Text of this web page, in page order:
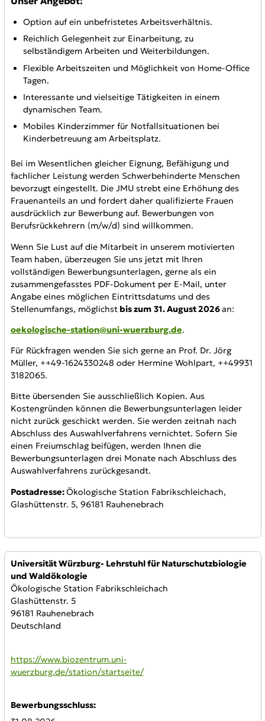
Option auf ein unbefristetes Arbeitsverhältnis.
Reichlich Gelegenheit zur Einarbeitung, zu
selbständigem Arbeiten und Weiterbildungen.
Flexible Arbeitszeiten und Möglichkeit von Home-Office
Tagen.
Interessante und vielseitige Tätigkeiten in einem
dynamischen Team.
Mobiles Kinderzimmer für Notfallsituationen bei
Kinderbetreuung am Arbeitsplatz.
Bei im Wesentlichen gleicher Eignung, Befähigung und
fachlicher Leistung werden Schwerbehinderte Menschen
bevorzugt eingestellt. Die JMU strebt eine Erhöhung des
Frauenanteils an und fordert daher qualifizierte Frauen
ausdrücklich zur Bewerbung auf. Bewerbungen von
Berufsrückkehrern (m/w/d) sind willkommen.
Wenn Sie Lust auf die Mitarbeit in unserem motivierten
Team haben, überzeugen Sie uns jetzt mit Ihren
vollständigen Bewerbungsunterlagen, gerne als ein
zusammengefasstes PDF-Dokument per E-Mail, unter
Angabe eines möglichen Eintrittsdatums und des
Stellenumfangs, möglichstbis zum 31. August 2026an:
oekologische-station@uni-wuerzburg.de.
Für Rückfragen wenden Sie sich gerne an Prof. Dr. Jörg
Müller, ++49-1624330248 oder Hermine Wohlpart, ++49931
3182065.
Bitte übersenden Sie ausschließlich Kopien. Aus
Kostengründen können die Bewerbungsunterlagen leider
nicht zurück geschickt werden. Sie werden zeitnah nach
Abschluss des Auswahlverfahrens vernichtet. Sofern Sie
einen Freiumschlag beifügen, werden Ihnen die
Bewerbungsunterlagen drei Monate nach Abschluss des
Auswahlverfahrens zurückgesandt.
Postadresse:Ökologische Station Fabrikschleichach,
Glashüttenstr. 5, 96181 Rauhenebrach
Anbieter:
Universität Würzburg- Lehrstuhl für Naturschutzbiologie
und Waldökologie
Ökologische Station Fabrikschleichach
Glashüttenstr. 5
96181 Rauhenebrach
Deutschland
WWW:
https://www.biozentrum.uni-
wuerzburg.de/station/startseite/
Bewerbungsschluss: